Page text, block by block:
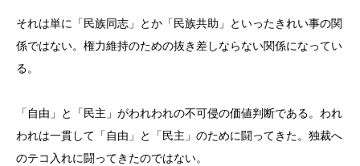
それは単に「民族同志」とか「民族共助」といったきれい事の関
係ではない。権力維持のための抜き差しならない関係になってい
る。
「自由」と「民主」がわれわれの不可侵の価値判断である。われ
われは一貫して「自由」と「民主」のために闘ってきた。独裁へ
のテコ入れに闘ってきたのではない。